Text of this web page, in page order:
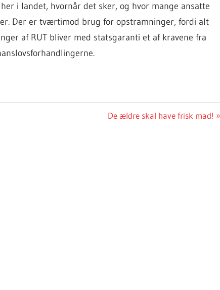
i landet, hvornår det sker, og hvor mange ansatte
Der er tværtimod brug for opstramninger, fordi alt
af RUT bliver med statsgaranti et af kravene fra
Next
De ældre skal have frisk mad!